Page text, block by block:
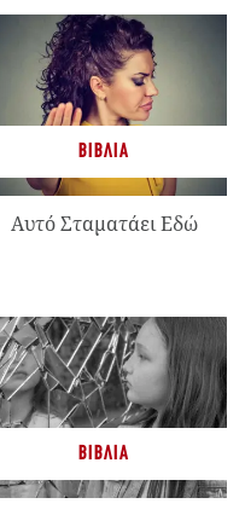
ΒΙΒΛΊΑ
Αυτό Σταματάει Εδώ
ΒΙΒΛΊΑ